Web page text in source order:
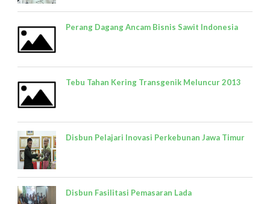
Perang Dagang Ancam Bisnis Sawit Indonesia
Tebu Tahan Kering Transgenik Meluncur 2013
Disbun Pelajari Inovasi Perkebunan Jawa Timur
Disbun Fasilitasi Pemasaran Lada